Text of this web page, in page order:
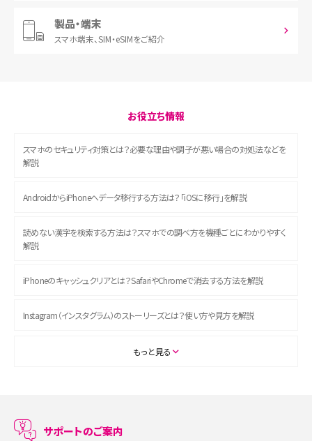
製品・端末
スマホ端末、SIM・eSIMをご紹介
お役立ち情報
スマホのセキュリティ対策とは？必要な理由や調子が悪い場合の対処法などを
解説
AndroidからiPhoneへデータ移行する方法は？「iOSに移行」を解説
読めない漢字を検索する方法は？スマホでの調べ方を機種ごとにわかりやすく
解説
iPhoneのキャッシュクリアとは？SafariやChromeで消去する方法を解説
Instagram（インスタグラム）のストーリーズとは？使い方や見方を解説
ASMRとは？初心者向けの代表ジャンルや楽しみ方を解説
LINEで友だちを削除する方法は？方法ごとの影響や復活・復元する方法も解説
もっと見る
サポートのご案内